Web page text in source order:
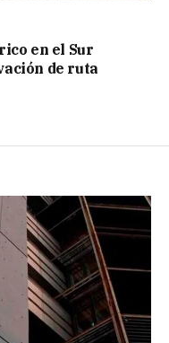
en el Sur
de ruta